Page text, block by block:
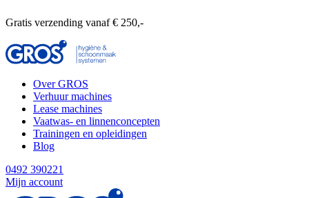
Gratis verzending vanaf € 250,-
Over GROS
Verhuur machines
Lease machines
Vaatwas- en linnenconcepten
Trainingen en opleidingen
Blog
0492 390221
Mijn account